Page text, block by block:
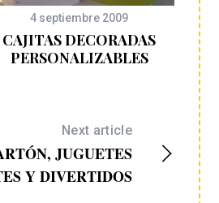
4 septiembre 2009
CAJITAS DECORADAS
PERSONALIZABLES
Next article
JUGUETES
Y DIVERTIDOS